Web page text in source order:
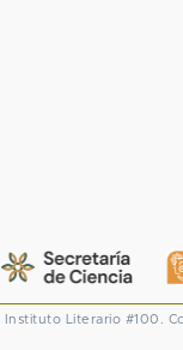
Instituto Literario #100.